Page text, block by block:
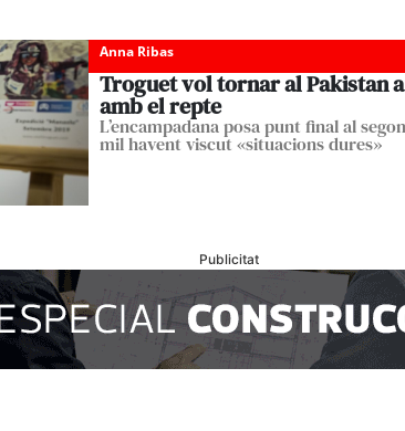
Anna Ribas
Troguet vol tornar al Pakistan
amb el repte
L’encampadana posa punt final al
mil havent viscut «situacions dures»
Publicitat